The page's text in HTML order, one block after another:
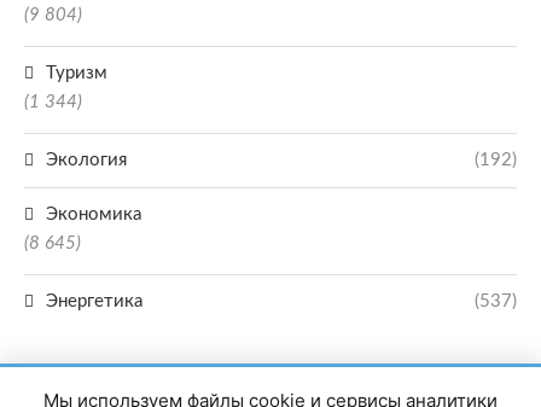
(9 804)
Туризм
(1 344)
Экология (192)
Экономика
(8 645)
Энергетика (537)
Мы используем файлы cookie и сервисы аналитики